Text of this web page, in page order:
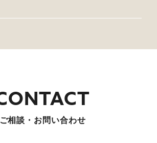
ご相談・お問い合わせ